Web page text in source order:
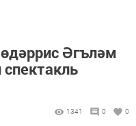
Әгъләм
1341 0 0